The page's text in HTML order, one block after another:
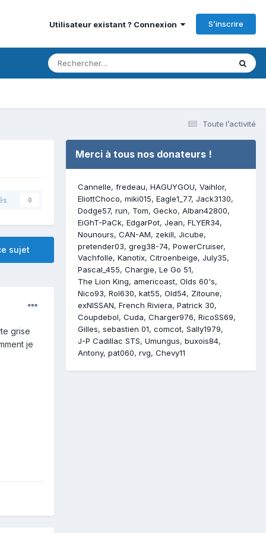
Utilisateur existant ? Connexion S’inscrire
Toute l’activité
0
sujet
grise
je
Merci à tous nos donateurs !
Cannelle fredeau HAGUYGOU Vaihlor
EliottChoco miki015 Eagle1_77 Jack3130
Dodge57 run Tom Gecko Alban42800
EiGhT-PaCk EdgarPot Jean FLYER34
Nounours CAN-AM zekill Jicube
pretender03 greg38-74 PowerCruiser
Vachfolle Kanotix Citroenbeige July35
Pascal_455 Chargie Le Go 51
The Lion King
americoast Olds 60's
Nico93 Rol630 kat55 Old54 Zitoune
exNISSAN French Riviera Patrick 30
Coupdebol Cuda Charger976 RicoSS69
Gilles sebastien 01 comcot Sally1979
J-P Cadillac STS Umungus buxois84
Antony pat060 rvg Chevy11